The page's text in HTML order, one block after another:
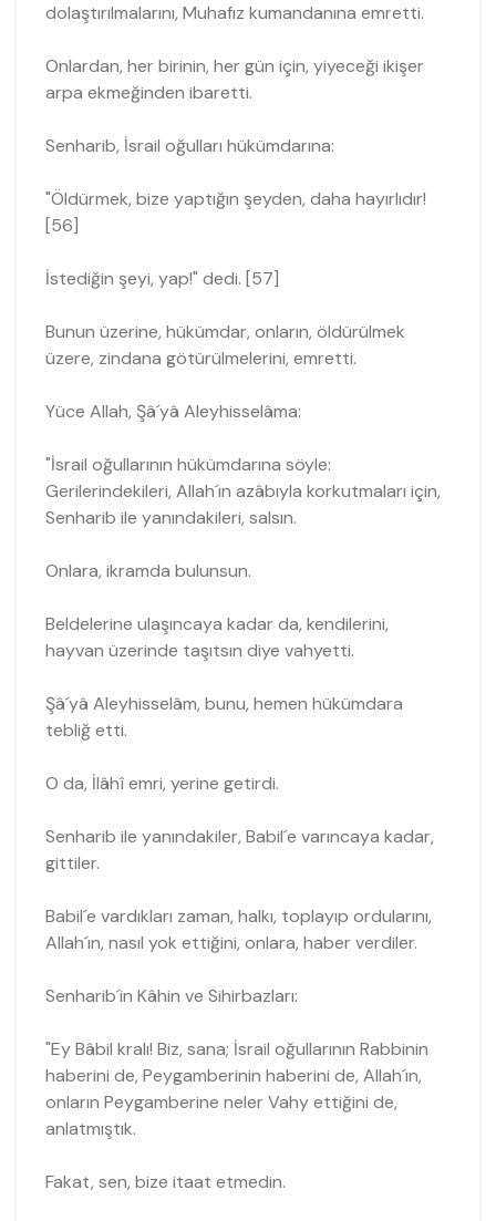
dolaştırılmalarını, Muhafız kumandanına emretti.
Onlardan, her birinin, her gün için, yiyeceği ikişer
arpa ekmeğinden ibaretti.
Senharib, İsrail oğulları hükümdarına:
"Öldürmek, bize yaptığın şeyden, daha hayırlıdır!
[56]
İstediğin şeyi, yap!" dedi. [57]
Bunun üzerine, hükümdar, onların, öldürülmek
üzere, zindana götürülmeleri­ni, emretti.
Yüce Allah, Şâ´yâ Aleyhisselâma:
"İsrail oğullarının hükümdarına söyle:
Gerilerindekileri, Allah´ın azâbıyla kor­kutmaları için,
Senharib ile yanındakileri, salsın.
Onlara, ikramda bulunsun.
Beldelerine ulaşıncaya kadar da, kendilerini,
hayvan üzerinde taşıtsın diye vahyetti.
Şâ´yâ Aleyhisselâm, bunu, hemen hükümdara
tebliğ etti.
O da, İlâhî emri, yerine getirdi.
Senharib ile yanındakiler, Babil´e varıncaya kadar,
gittiler.
Babil´e vardıkları zaman, halkı, toplayıp ordularını,
Allah´ın, nasıl yok ettiğini, onlara, haber verdiler.
Senharib´in Kâhin ve Sihirbazları:
"Ey Bâbil kralı! Biz, sana; İsrail oğullarının Rabbinin
haberini de, Peygamberi­nin haberini de, Allah´ın,
onların Peygamberine neler Vahy ettiğini de,
anlatmıştık.
Fakat, sen, bize itaat etmedin.